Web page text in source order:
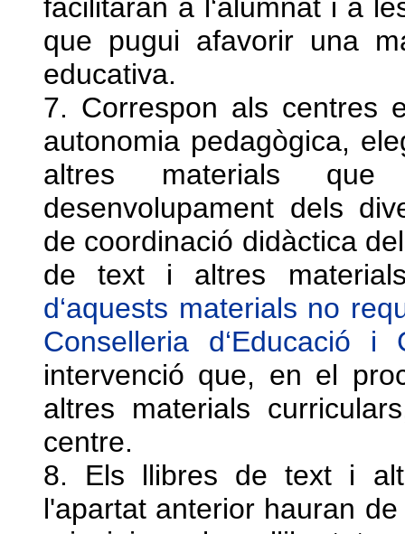
facilitaran a l‘alumnat i a
que pugui afavorir una
educativa.
7. Correspon als centres
autonomia pedagògica,
altres materials
desenvolupament dels
de coordinació didàctica
de text i altres
d‘aquests materials no
Conselleria d‘Educació i
intervenció que, en el
altres materials
centre.
8. Els llibres de text i
l'apartat anterior hauran